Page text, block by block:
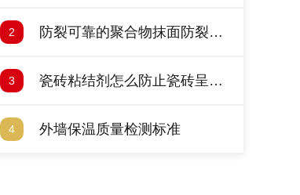
2
防裂可靠的聚合物抹面防裂砂
3
瓷砖粘结剂怎么防止瓷砖呈现
4 外墙保温质量检测标准